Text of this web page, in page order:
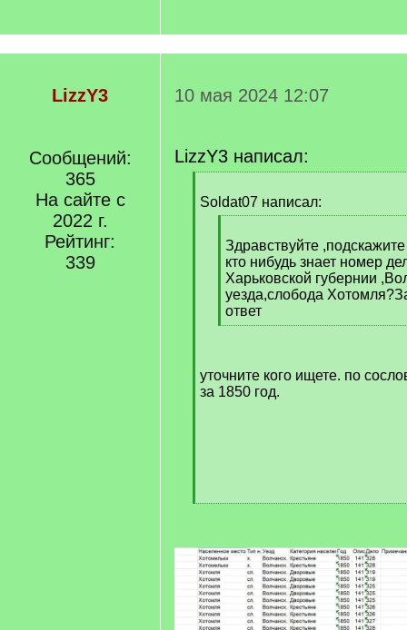
LizzY3
Сообщений:
365
На сайте с
2022 г.
Рейтинг:
339
10 мая 2024 12:07
LizzY3 написал:
q
Soldat07 написал:
q
]
Здравствуйте
кто нибудь знает номер
Харьковской губернии
уезда,слобода
ответ
[
]
уточните кого ищете. по
за 1850 год.